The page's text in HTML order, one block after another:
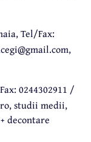
Tel/Fax:
0244302911 /
studii medii,
decontare